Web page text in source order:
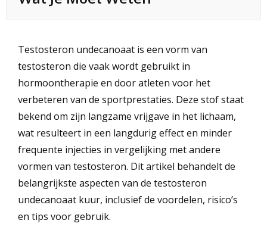
Testosteron undecanoaat is een vorm van
testosteron die vaak wordt gebruikt in
hormoontherapie en door atleten voor het
verbeteren van de sportprestaties. Deze stof staat
bekend om zijn langzame vrijgave in het lichaam,
wat resulteert in een langdurig effect en minder
frequente injecties in vergelijking met andere
vormen van testosteron. Dit artikel behandelt de
belangrijkste aspecten van de testosteron
undecanoaat kuur, inclusief de voordelen, risico’s
en tips voor gebruik.